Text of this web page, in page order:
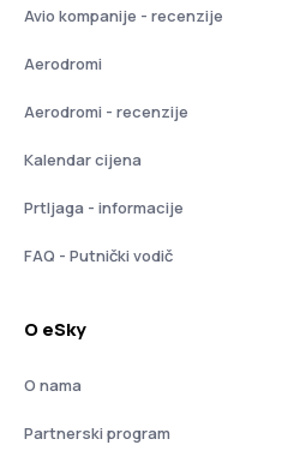
Avio kompanije - recenzije
Aerodromi
Aerodromi - recenzije
Kalendar cijena
Prtljaga - informacije
FAQ - Putnički vodič
O eSky
O nama
Partnerski program